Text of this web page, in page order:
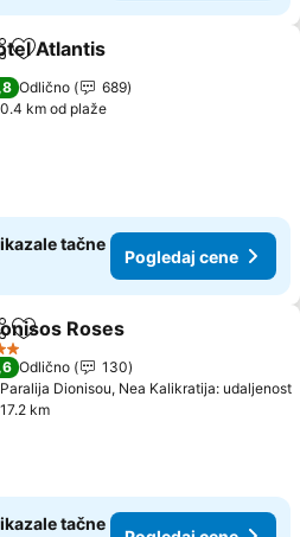
Dodati u favorite
Atlantis
Odlično
689
0.4 km od plaže
tačne
Pogledaj cene
Dodati u favorite
Roses
Odlično
130
Paralija Dionisou, Nea Kalikratija: udaljenost
17.2 km
tačne